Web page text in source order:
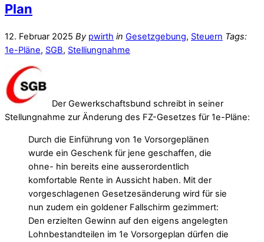
Plan
12. Februar 2025 By pwirth in Gesetzgebung, Steuern Tags:
1e-Pläne, SGB, Stelliungnahme
Der Gewerkschaftsbund schreibt in seiner
Stellungnahme zur Änderung des FZ-Gesetzes für 1e-Pläne:
Durch die Einführung von 1e Vorsorgeplänen
wurde ein Geschenk für jene geschaffen, die
ohne- hin bereits eine ausserordentlich
komfortable Rente in Aussicht haben. Mit der
vorgeschlagenen Gesetzesänderung wird für sie
nun zudem ein goldener Fallschirm gezimmert:
Den erzielten Gewinn auf den eigens angelegten
Lohnbestandteilen im 1e Vorsorgeplan dürfen die